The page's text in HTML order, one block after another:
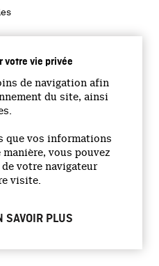
votre vie privée
de navigation afin
du site, ainsi
que vos informations
vous pouvez
votre navigateur
visite.
SAVOIR PLUS
interactifs
(post-production)
numériques